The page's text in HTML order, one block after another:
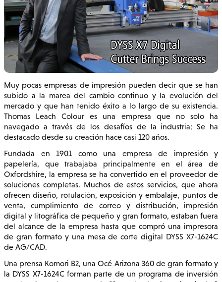
Muy pocas empresas de impresión pueden decir que se han
subido a la marea del cambio continuo y la evolución del
mercado y que han tenido éxito a lo largo de su existencia.
Thomas Leach Colour es una empresa que no solo ha
navegado a través de los desafíos de la industria; Se ha
destacado desde su creación hace casi 120 años.
Fundada en 1901 como una empresa de impresión y
papelería, que trabajaba principalmente en el área de
Oxfordshire, la empresa se ha convertido en el proveedor de
soluciones completas. Muchos de estos servicios, que ahora
ofrecen diseño, rotulación, exposición y embalaje, puntos de
venta, cumplimiento de correo y distribución, impresión
digital y litográfica de pequeño y gran formato, estaban fuera
del alcance de la empresa hasta que compró una impresora
de gran formato y una mesa de corte digital DYSS X7-1624C
de AG/CAD.
Una prensa Komori B2, una Océ Arizona 360 de gran formato y
la DYSS X7-1624C forman parte de un programa de inversión